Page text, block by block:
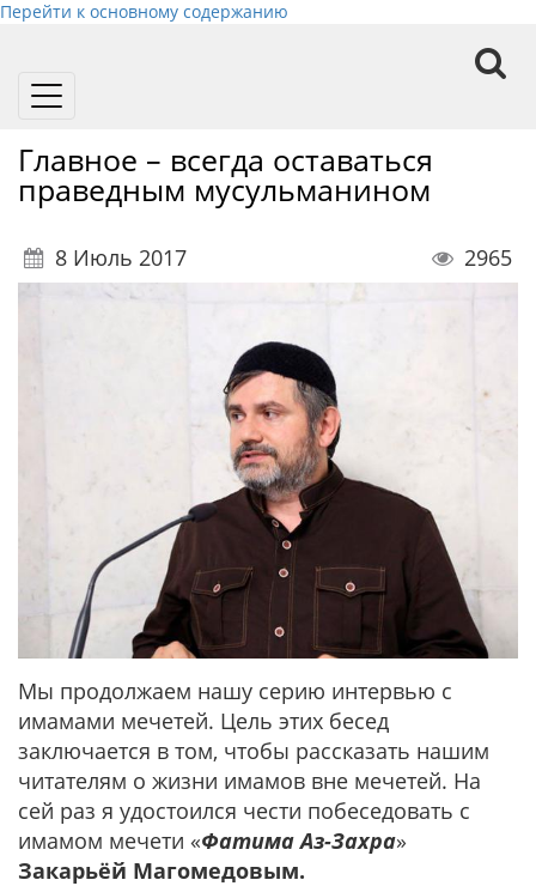
Перейти к основному содержанию
Toggle
Главное – всегда оставаться
праведным мусульманином
8 Июль 2017 2965
Мы продолжаем нашу серию интервью с
имамами мечетей. Цель этих бесед
заключается в том, чтобы рассказать нашим
читателям о жизни имамов вне мечетей. На
сей раз я удостоился чести побеседовать с
имамом мечети «Фатима Аз-Захра»
Закарьёй Магомедовым.